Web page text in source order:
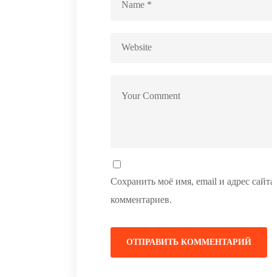
Сохранить моё имя, email и адрес
комментариев.